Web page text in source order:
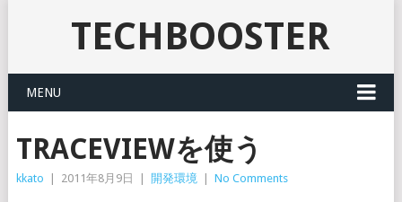
TECHBOOSTER
MENU
TRACEVIEWを使う
kkato 2011年8月9日 開発環境 No Comments